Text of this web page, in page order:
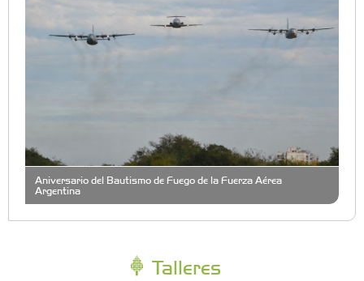
Aniversario del Bautismo de Fuego de la Fuerza Aérea
Argentina
Talleres